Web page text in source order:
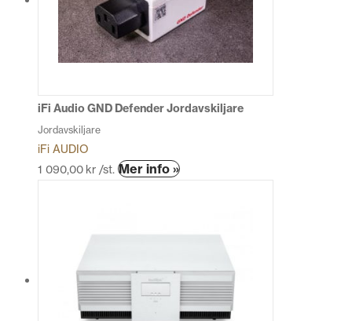
iFi Audio GND Defender Jordavskiljare
Jordavskiljare
iFi AUDIO
1 090,00 kr /st. Mer info »Den
De
olika
alternativen